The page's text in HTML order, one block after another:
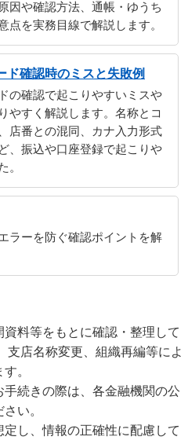
因や確認方法、通帳・ゆうち
点を実務目線で解説します。
ド確認時のミスと失敗例
の確認で起こりやすいミスや
やすく解説します。名称とコ
店番との混同、カナ入力形式
、振込や口座登録で起こりや
。
ラーを防ぐ確認ポイントを解
料等をもとに確認・整理して
支店名称変更、組織再編等によ
。
続きの際は、各金融機関の公
い。
し、情報の正確性に配慮して